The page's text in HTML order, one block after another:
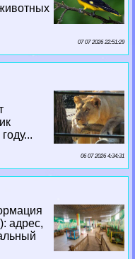
07 07 2026 22:51:29
06 07 2026 4:34:31
адрес,